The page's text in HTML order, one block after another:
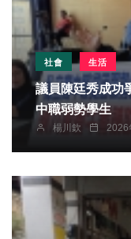
社會 生活
議員陳廷秀成功
中職弱勢學生
楊川欽 2026